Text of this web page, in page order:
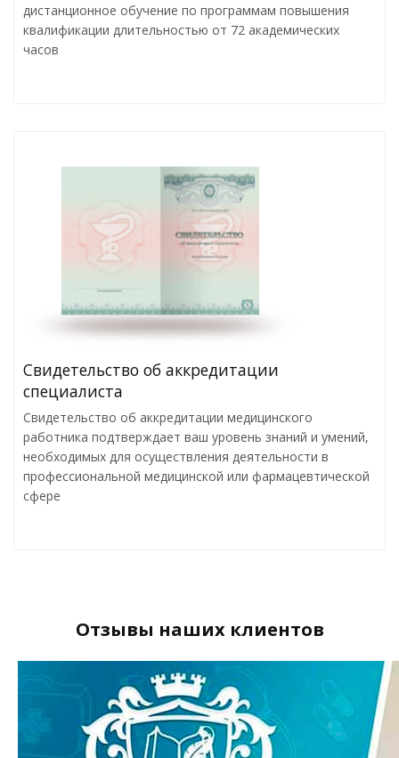
дистанционное обучение по программам повышения
квалификации длительностью от 72 академических
часов
Свидетельство об аккредитации
специалиста
Свидетельство об аккредитации медицинского
работника подтверждает ваш уровень знаний и умений,
необходимых для осуществления деятельности в
профессиональной медицинской или фармацевтической
сфере
Отзывы наших клиентов